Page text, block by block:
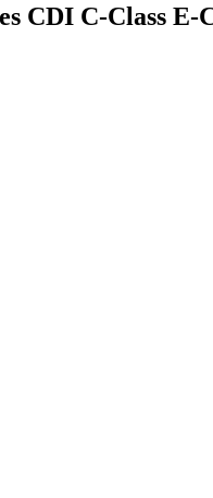
CDI C-Class